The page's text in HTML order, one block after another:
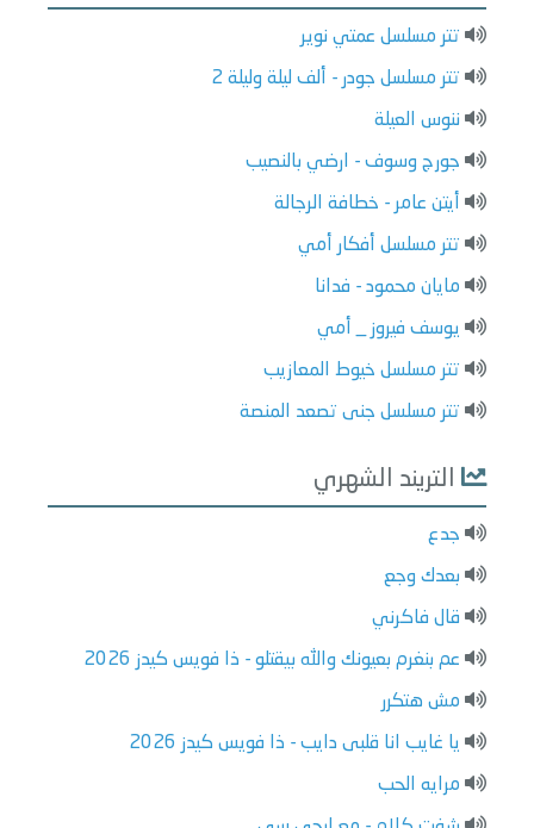
تتر مسلسل عمتي نوير
تتر مسلسل جودر - ألف ليلة وليلة 2
ننوس العيلة
جورج وسوف - ارضي بالنصيب
أيتن عامر - خطافة الرجالة
تتر مسلسل أفكار أمي
مايان محمود - فدانا
يوسف فيروز _ أمي
تتر مسلسل خيوط المعازيب
تتر مسلسل جنى تصعد المنصة
التريند الشهري
جدع
بعدك وجع
قال فاكرني
عم بنغرم بعيونك والله بيقتلو - ذا فويس كيدز 2026
مش هتكرر
يا غايب انا قلبى دايب - ذا فويس كيدز 2026
مرايه الحب